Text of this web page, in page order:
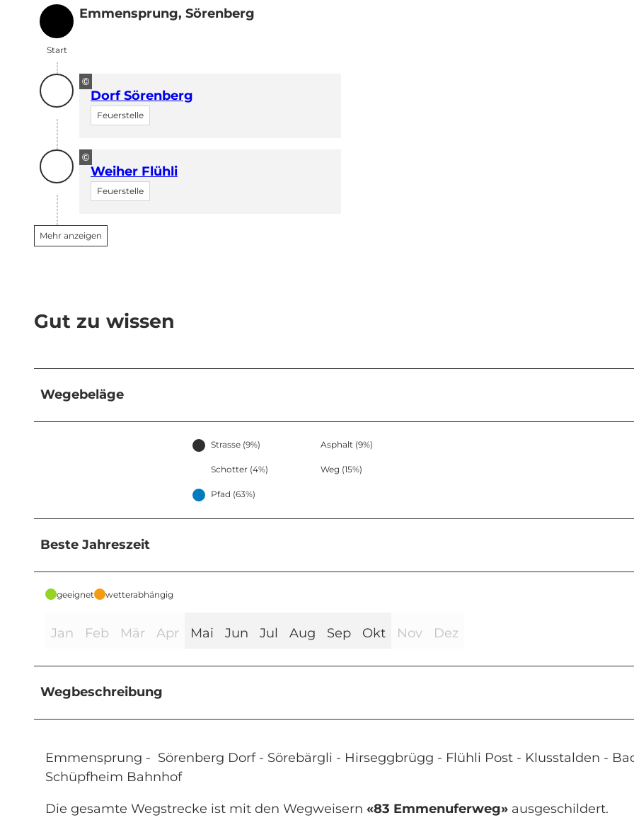
Start
Start
Emmensprung, Sörenberg
©
Dorf Sörenberg
Feuerstelle
©
Weiher Flühli
Feuerstelle
Mehr anzeigen
Gut zu wissen
Wegebeläge
Strasse (9%) Asphalt (9%)
Schotter (4%) Weg (15%)
Pfad (63%)
Beste Jahreszeit
geeignet wetterabhängig
Jan Feb Mär Apr Mai Jun Jul Aug Sep Okt Nov Dez
Wegbeschreibung
Emmensprung - Sörenberg Dorf - Sörebärgli - Hirseggbrügg - Flühli Post - Klusstalden -
Schüpfheim Bahnhof
Die gesamte Wegstrecke ist mit den Wegweisern «83 Emmenuferweg» ausgeschildert.